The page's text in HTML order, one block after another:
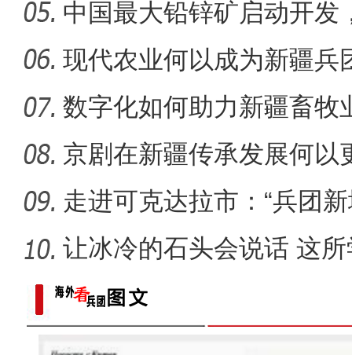
G314线喀什过境段公路建
中国最大铅锌矿启动开发
级铅锌
现代农业何以成为新疆兵
数字化如何助力新疆畜牧
京剧在新疆传承发展何以
走进可克达拉市：“兵团
起”？
让冰冷的石头会说话 这
成特色名